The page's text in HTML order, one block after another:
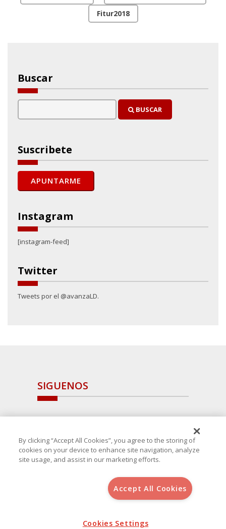
Fitur2018
Buscar
BUSCAR
Suscribete
Instagram
[instagram-feed]
Twitter
Tweets por el @avanzaLD.
SIGUENOS
, S.L.U.(B-64405731) c/ San Norberto
Aviso Legal
Política de Cookies
By clicking “Accept All Cookies”, you agree to the storing of
cookies on your device to enhance site navigation, analyze
site usage, and assist in our marketing efforts.
Accept All Cookies
Cookies Settings